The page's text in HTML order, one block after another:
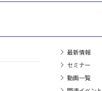
最新情報
セミナー
動画一覧